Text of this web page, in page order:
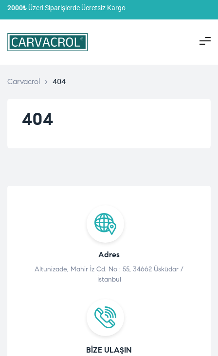
2000₺ Üzeri Siparişlerde Ücretsiz Kargo
Carvacrol > 404
404
Adres
Altunizade, Mahir İz Cd. No : 55, 34662 Üsküdar /
İstanbul
BIZE ULAŞIN